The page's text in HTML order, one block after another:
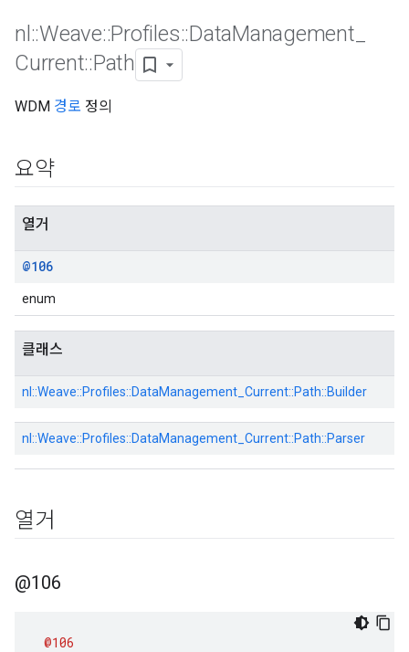
nl ::Weave::Profiles::DataManagement
Current::Path
WDM 경로 정의
요약
열거
@106
enum
클래스
nl::Weave::Profiles::DataManagement_Current::Path::Builder
nl::Weave::Profiles::DataManagement_Current::Path::Parser
열거
@106
@106